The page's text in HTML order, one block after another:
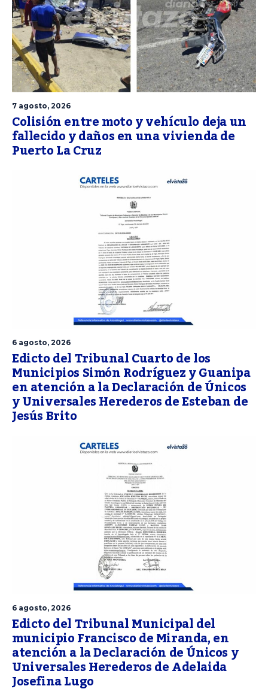
7 agosto, 2026
Colisión entre moto y vehículo deja un
fallecido y daños en una vivienda de
Puerto La Cruz
6 agosto, 2026
Edicto del Tribunal Cuarto de los
Municipios Simón Rodríguez y Guanipa
en atención a la Declaración de Únicos
y Universales Herederos de Esteban de
Jesús Brito
6 agosto, 2026
Edicto del Tribunal Municipal del
municipio Francisco de Miranda, en
atención a la Declaración de Únicos y
Universales Herederos de Adelaida
Josefina Lugo